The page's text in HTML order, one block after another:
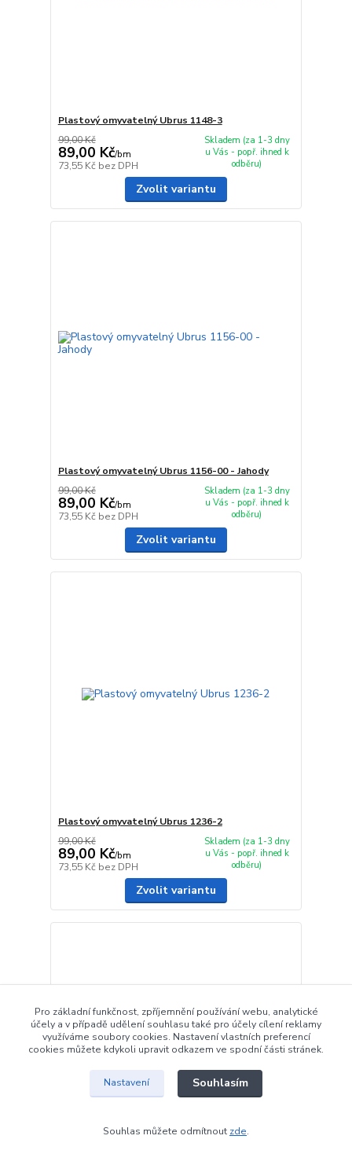
Plastový omyvatelný Ubrus 1148-3
99,00 Kč
89,00 Kč/bm
73,55 Kč bez DPH
Skladem (za 1-3 dny
u Vás - popř. ihned k
odběru)
Zvolit variantu
Plastový omyvatelný Ubrus 1156-00 - Jahody
99,00 Kč
89,00 Kč/bm
73,55 Kč bez DPH
Skladem (za 1-3 dny
u Vás - popř. ihned k
odběru)
Zvolit variantu
Plastový omyvatelný Ubrus 1236-2
99,00 Kč
89,00 Kč/bm
73,55 Kč bez DPH
Skladem (za 1-3 dny
u Vás - popř. ihned k
odběru)
Zvolit variantu
Pro základní funkčnost, zpříjemnění používání webu, analytické
účely a v případě udělení souhlasu také pro účely cílení reklamy
využíváme soubory cookies. Nastavení vlastních preferencí
cookies můžete kdykoli upravit odkazem ve spodní části stránek.
Nastavení Souhlasím
Souhlas můžete odmítnout zde.